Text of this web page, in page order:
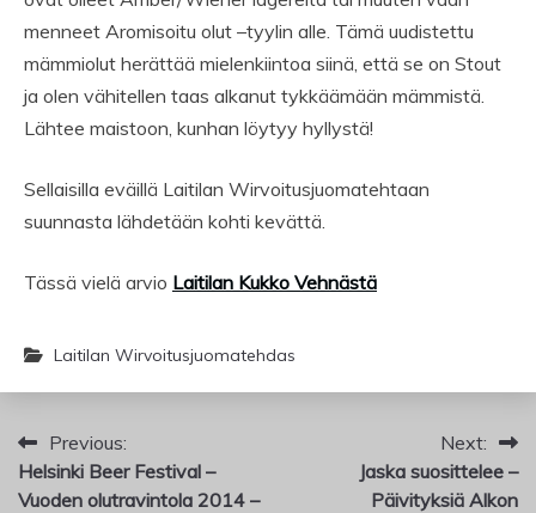
menneet Aromisoitu olut –tyylin alle. Tämä uudistettu
mämmiolut herättää mielenkiintoa siinä, että se on Stout
ja olen vähitellen taas alkanut tykkäämään mämmistä.
Lähtee maistoon, kunhan löytyy hyllystä!
Sellaisilla eväillä Laitilan Wirvoitusjuomatehtaan
suunnasta lähdetään kohti kevättä.
Tässä vielä arvio Laitilan Kukko Vehnästä
Laitilan Wirvoitusjuomatehdas
Artikkelien
selaus
Previous:
Helsinki Beer Festival –
Vuoden olutravintola 2014 –
Next:
Jaska suosittelee –
Päivityksiä Alkon